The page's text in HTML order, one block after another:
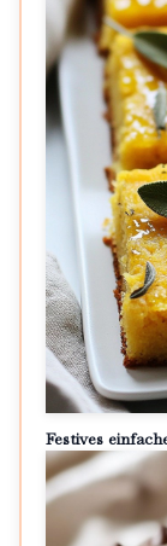
Festives